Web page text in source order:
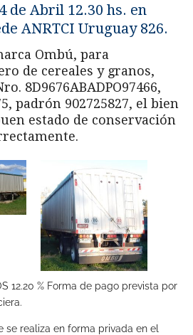
de Abril 12.30 hs. en
ANRTCI Uruguay 826.
Ombú, para
de cereales y granos,
8D9676ABADPO97466,
padrón 902725827, el bien
estado de conservación
12.20 % Forma de pago prevista por
se realiza en forma privada en el